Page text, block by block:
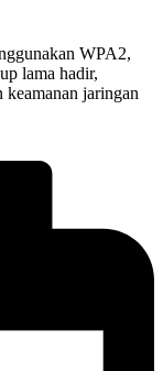
WPA2,
lama hadir,
keamanan jaringan